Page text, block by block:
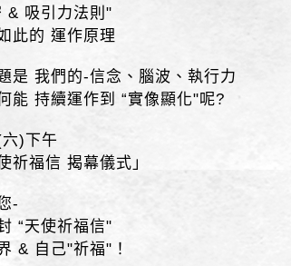
& 吸引力法則"
此的 運作原理
是 我們的-信念、腦波、執行力
能 持續運作到 “實像顯化"呢?
)下午
祈福信 揭幕儀式」
-
“天使祈福信"
& 自己"祈福"！